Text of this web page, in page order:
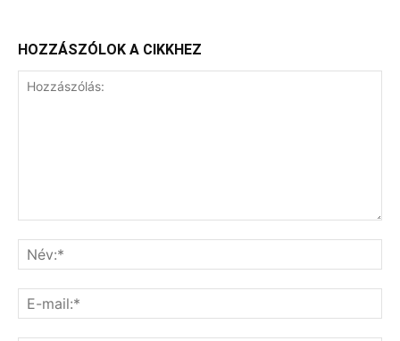
HOZZÁSZÓLOK A CIKKHEZ